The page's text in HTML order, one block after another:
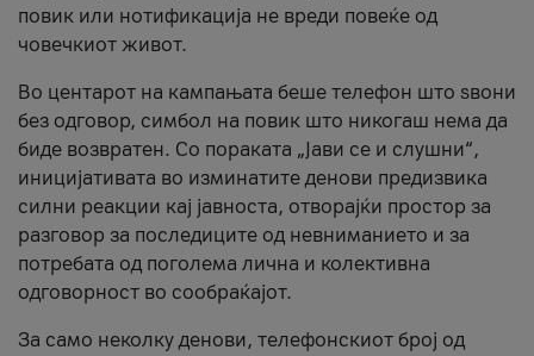
повик или нотификација не вреди повеќе од
човечкиот живот.
Во центарот на кампањата беше телефон што ѕвони
без одговор, симбол на повик што никогаш нема да
биде возвратен. Со пораката „Јави се и слушни“,
иницијативата во изминатите денови предизвика
силни реакции кај јавноста, отворајќи простор за
разговор за последиците од невниманието и за
потребата од поголема лична и колективна
одговорност во сообраќајот.
За само неколку денови, телефонскиот број од